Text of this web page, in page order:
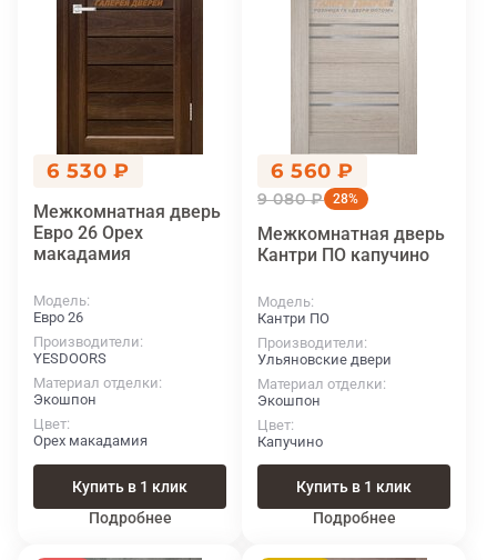
6 530 ₽
Межкомнатная дверь
Евро 26 Орех
макадамия
Модель
Евро 26
Производители
YESDOORS
Материал отделки
Экошпон
Цвет
Орех макадамия
Купить в 1 клик
Подробнее
6 560 ₽
9 080 ₽ 28%
Межкомнатная дверь
Кантри ПО капучино
Модель
Кантри ПО
Производители
Ульяновские двери
Материал отделки
Экошпон
Цвет
Капучино
Купить в 1 клик
Подробнее